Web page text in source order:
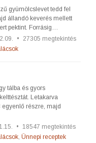
gyümölcslevet tedd fel
állandó keverés mellett
pektint. Forrásig…
•
27305 megtekintés
tálba és gyors
Letakarva
egyenlő részre, majd
• 18547 megtekintés
, Ünnepi receptek